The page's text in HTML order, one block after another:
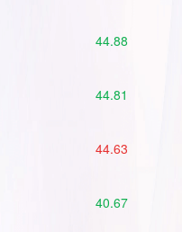
44.88
44.81
44.63
40.67